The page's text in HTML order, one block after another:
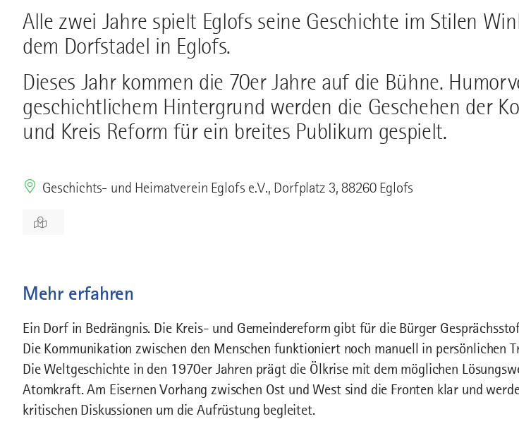
Alle zwei Jahre spielt Eglofs seine Geschichte im Stilen
dem Dorfstadel in Eglofs.
Dieses Jahr kommen die 70er Jahre auf die Bühne.
geschichtlichem Hintergrund werden die Geschehen der
und Kreis Reform für ein breites Publikum gespielt.
Geschichts- und Heimatverein Eglofs e.V., Dorfplatz 3, 88260 Eglofs
Mehr erfahren
Ein Dorf in Bedrängnis. Die Kreis- und Gemeindereform gibt für die Bürger
Die Kommunikation zwischen den Menschen funktioniert noch manuell in persönlichen
Die Weltgeschichte in den 1970er Jahren prägt die Ölkrise mit dem möglichen
Atomkraft. Am Eisernen Vorhang zwischen Ost und West sind die Fronten klar und
kritischen Diskussionen um die Aufrüstung begleitet.